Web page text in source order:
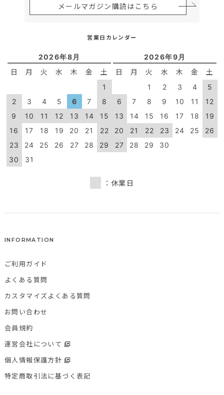
メールマガジン購読はこちら
営業日カレンダー
2026年8月
日 月 火 水 木 金 土
1
2
3 4 5 6 7
8
9
10 11 12 13 14
15
16
17 18 19 20 21
22
23
24 25 26 27 28
29
30
31
2026年9月
日 月 火 水 木 金 土
1 2 3 4
5
6
7 8 9 10 11
12
13
14 15 16 17 18
19
20
21 22 23 24 25
26
27
28 29 30
：休業日
INFORMATION
ご利用ガイド
よくある質問
カスタマイズよくある質問
お問い合わせ
会員規約
運営会社について
個人情報保護方針
特定商取引法に基づく表記